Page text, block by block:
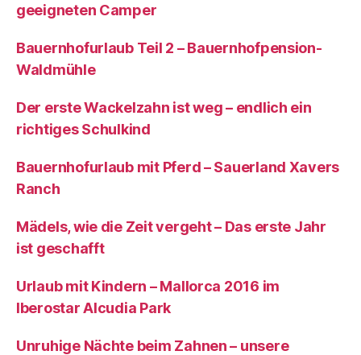
geeigneten Camper
Bauernhofurlaub Teil 2 – Bauernhofpension-
Waldmühle
Der erste Wackelzahn ist weg – endlich ein
richtiges Schulkind
Bauernhofurlaub mit Pferd – Sauerland Xavers
Ranch
Mädels, wie die Zeit vergeht – Das erste Jahr
ist geschafft
Urlaub mit Kindern – Mallorca 2016 im
Iberostar Alcudia Park
Unruhige Nächte beim Zahnen – unsere